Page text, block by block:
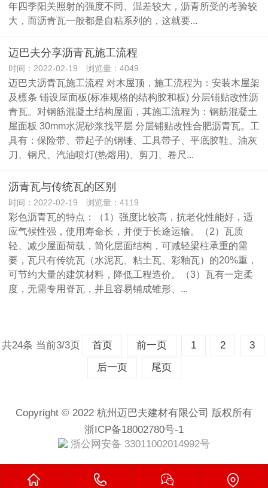
年四季阳关照射的强度不同、温差较大，沥青所受的考验较
大，而沥青瓦一般都是自粘系列的，这就要...
迈巴夫分享沥青瓦施工流程
时间：2022-02-19 浏览量：4049
迈巴夫沥青瓦施工流程 对木屋顶，施工流程为：安装木屋架
及檩条 铺设屋面板(标准规格的结构胶和板) 分层铺贴改性沥
青瓦。对钢筋混凝土结构屋面，其施工流程为：钢筋混凝土
屋面板 30mm水泥砂浆找平层 分层铺贴改性合肥沥青瓦。工
具有：保险带、带起子的钢锤、工具带子、平底胶鞋、油灰
刀、钢尺、汽油喷灯(热熔用)、剪刀、卷尺...
沥青瓦与传统瓦的区别
时间：2022-02-19 浏览量：4119
彩色沥青瓦的特点：（1）强度比较高，抗老化性能好，适
应气候性强，使用寿命长，并便于长途运输。（2）瓦质
轻、减少屋面荷载，简化层面结构，可减轻梁柱承重的需
要，瓦只有传统瓦（水泥瓦、粘土瓦、彩釉瓦）的20%重，
可节约大量的建筑材料，降低工程造价。（3）瓦有一定柔
度，无需专用脊瓦，并且容易铺成锥形、...
共24条 当前3/3页 首页 前一页 1 2
3
后一页
尾页
Copyright © 2022 杭州迈巴夫建材有限公司 版权所有
浙ICP备18002780号-1
浙公网安备 33011002014992号